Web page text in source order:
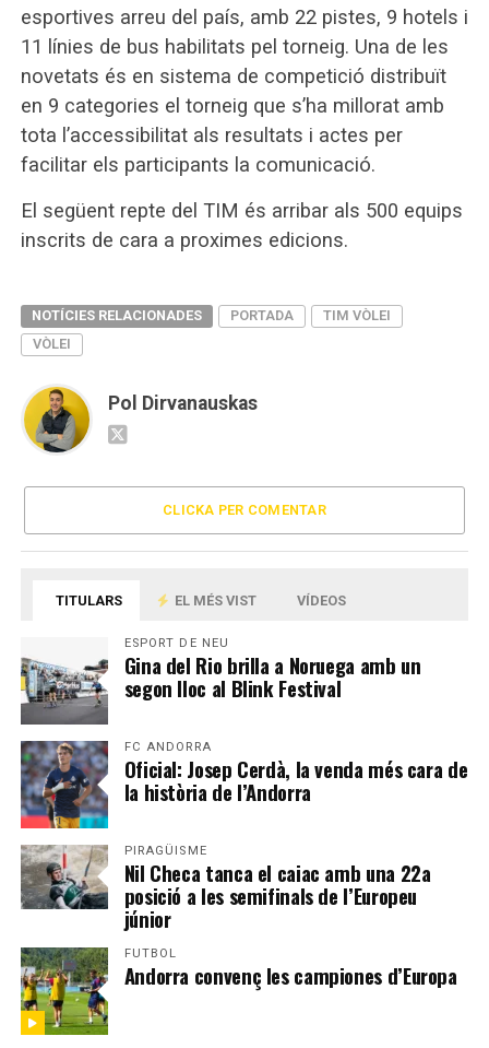
esportives arreu del país, amb 22 pistes, 9 hotels i
11 línies de bus habilitats pel torneig. Una de les
novetats és en sistema de competició distribuït
en 9 categories el torneig que s’ha millorat amb
tota l’accessibilitat als resultats i actes per
facilitar els participants la comunicació.
El següent repte del TIM és arribar als 500 equips
inscrits de cara a proximes edicions.
NOTÍCIES RELACIONADES PORTADA
TIM VÒLEI
VÒLEI
Pol Dirvanauskas
CLICKA PER COMENTAR
TITULARS EL MÉS VIST VÍDEOS
ESPORT DE NEU
Gina del Rio brilla a Noruega amb un
segon lloc al Blink Festival
FC ANDORRA
Oficial: Josep Cerdà, la venda més cara de
la història de l’Andorra
PIRAGÜISME
Nil Checa tanca el caiac amb una 22a
posició a les semifinals de l’Europeu
júnior
FUTBOL
Andorra convenç les campiones d’Europa